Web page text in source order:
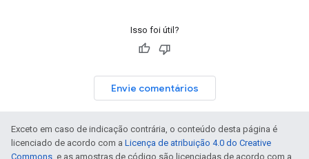
Isso foi útil?
Envie comentários
Exceto em caso de indicação contrária, o conteúdo desta página é
licenciado de acordo com a Licença de atribuição 4.0 do Creative
Commons, e as amostras de código são licenciadas de acordo com a